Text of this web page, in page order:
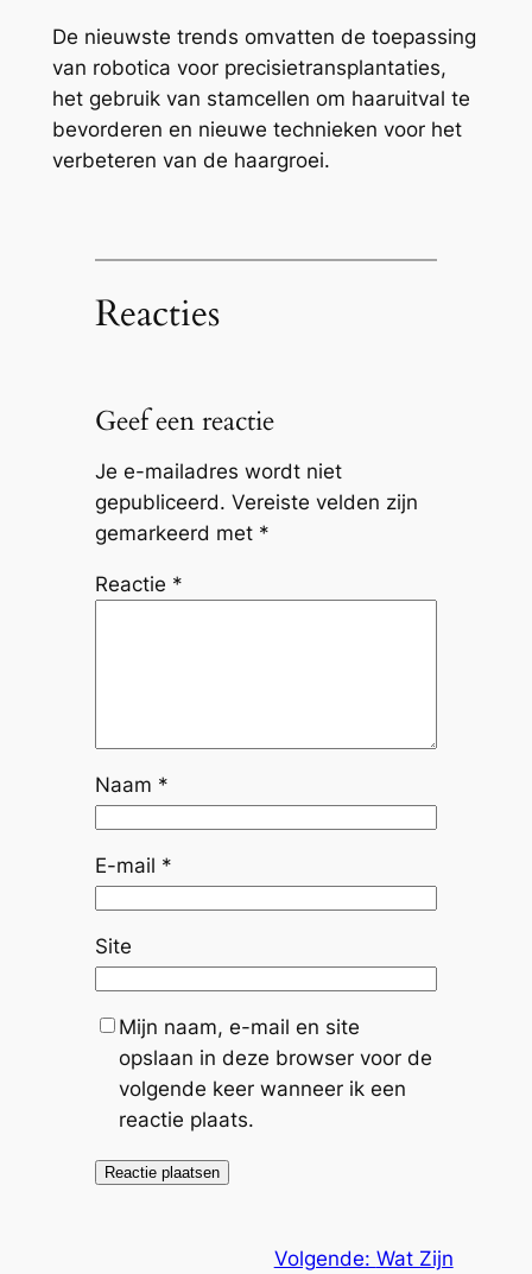
De nieuwste trends omvatten de toepassing
van robotica voor precisietransplantaties,
het gebruik van stamcellen om haaruitval te
bevorderen en nieuwe technieken voor het
verbeteren van de haargroei.
Reacties
Geef een reactie
Je e-mailadres wordt niet
gepubliceerd. Vereiste velden zijn
gemarkeerd met *
Reactie *
Naam *
E-mail *
Site
Mijn naam, e-mail en site
opslaan in deze browser voor de
volgende keer wanneer ik een
reactie plaats.
Volgende: Wat Zijn